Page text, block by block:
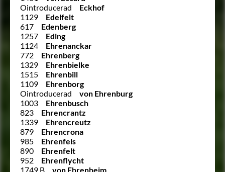
Ointroducerad
Eckhof
1129
Edelfelt
617
Edenberg
1257
Eding
1124
Ehrenanckar
772
Ehrenberg
1329
Ehrenbielke
1515
Ehrenbill
1109
Ehrenborg
Ointroducerad
von Ehrenburg
1003
Ehrenbusch
823
Ehrencrantz
1339
Ehrencreutz
879
Ehrencrona
985
Ehrenfels
890
Ehrenfelt
952
Ehrenflycht
1749 B
von Ehrenheim